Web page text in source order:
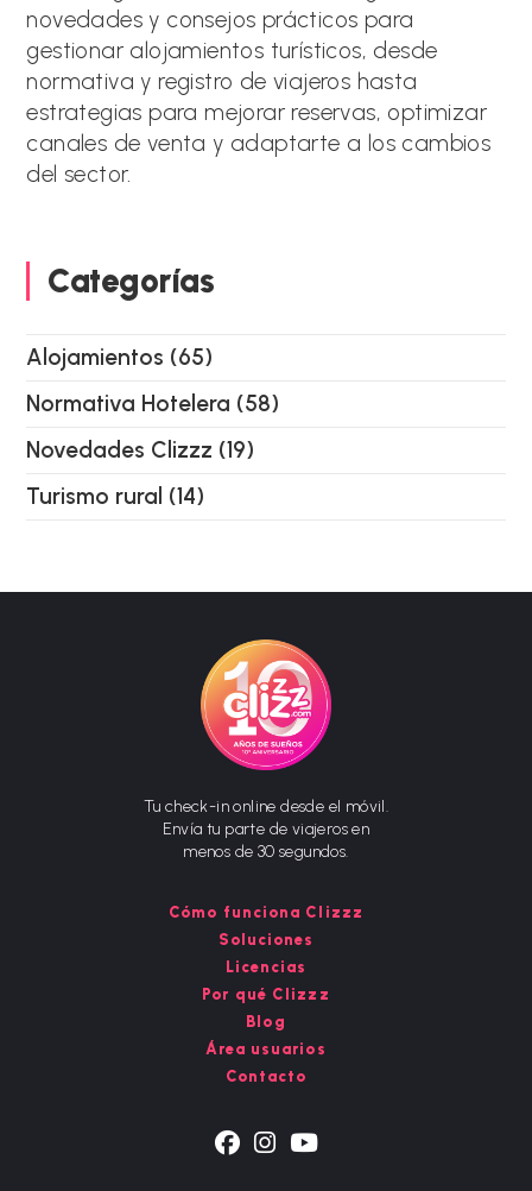
novedades y consejos prácticos para
gestionar alojamientos turísticos, desde
normativa y registro de viajeros hasta
estrategias para mejorar reservas, optimizar
canales de venta y adaptarte a los cambios
del sector.
Categorías
Alojamientos (65)
Normativa Hotelera (58)
Novedades Clizzz (19)
Turismo rural (14)
Tu check-in online desde el móvil.
Envía tu parte de viajeros en
menos de 30 segundos.
Cómo funciona Clizzz
Soluciones
Licencias
Por qué Clizzz
Blog
Área usuarios
Contacto